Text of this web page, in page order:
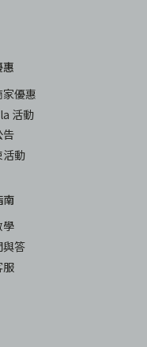
優惠
活動
告
活動
南
學
與答
服